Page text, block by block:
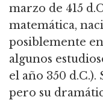
marzo de 415
matemática,
posiblemente
algunos
el año 350 d.C.).
pero su